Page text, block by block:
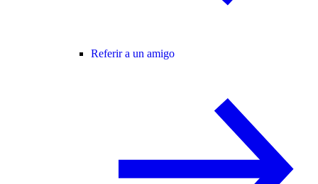
Referir a un amigo